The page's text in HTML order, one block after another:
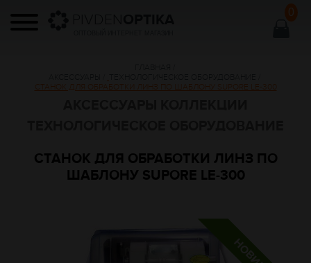
0
СТАНОК ДЛЯ ОБРАБОТКИ ЛИНЗ ПО ШАБЛОНУ SUPORE LE-300
СТАНОК ДЛЯ ОБРАБОТКИ ЛИНЗ ПО
ШАБЛОНУ SUPORE LE-300